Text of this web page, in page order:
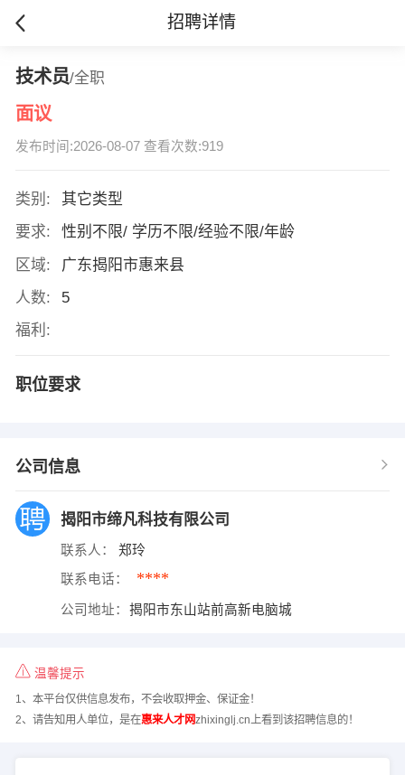
招聘详情
技术员/全职
面议
发布时间:2026-08-07 查看次数:919
类别:
其它类型
要求:
性别不限/ 学历不限/经验不限/年龄
区域:
广东揭阳市惠来县
人数:
5
福利:
职位要求
公司信息
揭阳市缔凡科技有限公司
联系人： 郑玲
联系电话： ****
公司地址： 揭阳市东山站前高新电脑城
温馨提示
1、本平台仅供信息发布，不会收取押金、保证金！
2、请告知用人单位，是在惠来人才网zhixinglj.cn上看到该招聘信息的！